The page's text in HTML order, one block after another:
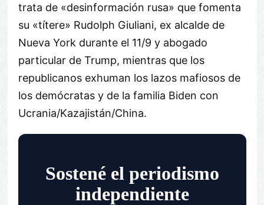
trata de «desinformación rusa» que fomenta
su «títere» Rudolph Giuliani, ex alcalde de
Nueva York durante el 11/9 y abogado
particular de Trump, mientras que los
republicanos exhuman los lazos mafiosos de
los demócratas y de la familia Biden con
Ucrania/Kazajistán/China.
Sostené el periodismo
independiente